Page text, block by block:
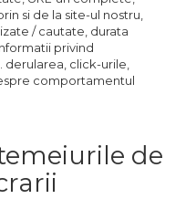
si de la site-ul nostru,
/ cautate, durata
privind
click-urile,
comportamentul
de